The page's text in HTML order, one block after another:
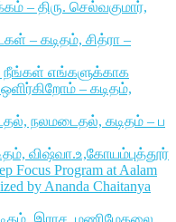
– திரு. செல்வகுமார்,
– கடிதம், சித்ரா –
நீங்கள் எங்களுக்காக
– கடிதம்,
நலமடைதல், கடிதம் – ப
விஷ்வா.உ,கோயம்புத்தூர்
Focus Program at Aalam
by Ananda Chaitanya
இராச. மணிமேகலை,